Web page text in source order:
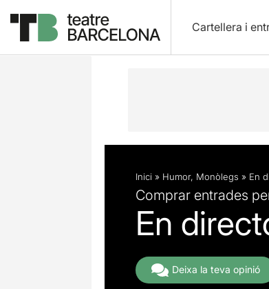
Cartellera i
Descripció Fitxa artística
Inici » Humor, Monòlegs » En
Comprar entrades
En
Deixa la teva opinió